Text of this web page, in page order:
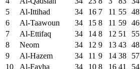
5
Al-Ittihad 34 16 7 11 55 48
6
Al-Taawoun 34 15 8 11 59 46
7
Al-Ettifaq 34 14 8 12 51 55
8
Neom 34 12 9 13 43 48
9
Al-Hazem 34 11 9 14 38 57
10
Al-Fayha 34 10 8 16 41 54